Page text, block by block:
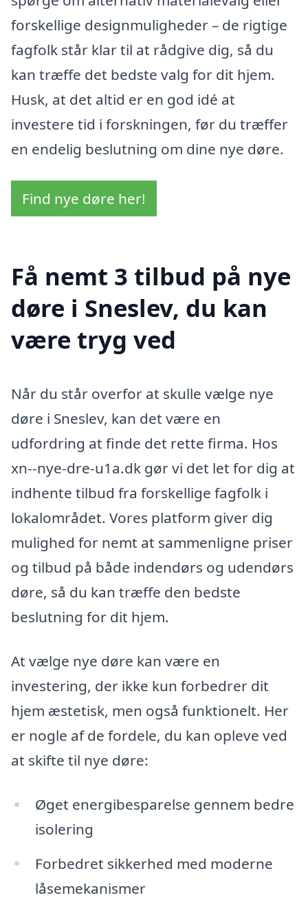
forskellige designmuligheder – de rigtige
fagfolk står klar til at rådgive dig, så du
kan træffe det bedste valg for dit hjem.
Husk, at det altid er en god idé at
investere tid i forskningen, før du træffer
en endelig beslutning om dine nye døre.
Find nye døre her!
Få nemt 3 tilbud på nye
døre i Sneslev, du kan
være tryg ved
Når du står overfor at skulle vælge nye
døre i Sneslev, kan det være en
udfordring at finde det rette firma. Hos
xn--nye-dre-u1a.dk gør vi det let for dig at
indhente tilbud fra forskellige fagfolk i
lokalområdet. Vores platform giver dig
mulighed for nemt at sammenligne priser
og tilbud på både indendørs og udendørs
døre, så du kan træffe den bedste
beslutning for dit hjem.
At vælge nye døre kan være en
investering, der ikke kun forbedrer dit
hjem æstetisk, men også funktionelt. Her
er nogle af de fordele, du kan opleve ved
at skifte til nye døre:
Øget energibesparelse gennem bedre
isolering
Forbedret sikkerhed med moderne
låsemekanismer